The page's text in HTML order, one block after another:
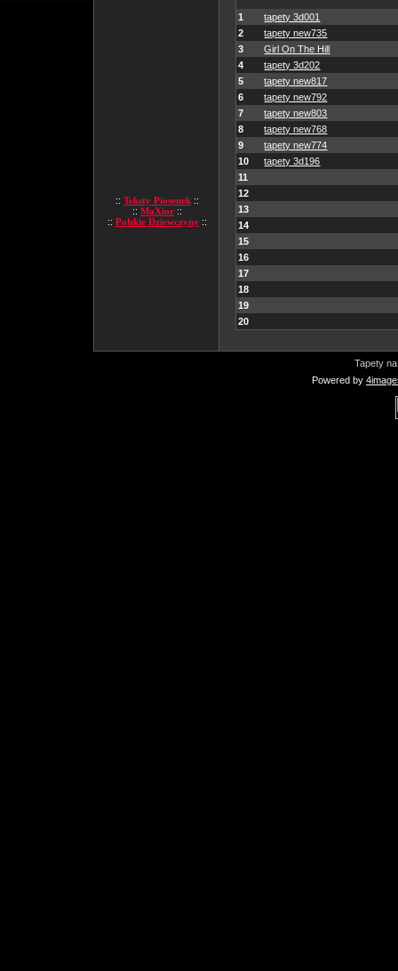
:: Teksty Piosenek ::
:: MaXior ::
:: Polskie Dziewczyny ::
1
tapety 3d001
2
tapety new735
3
Girl On The Hill
4
tapety 3d202
5
tapety new817
6
tapety new792
7
tapety new803
8
tapety new768
9
tapety new774
10
tapety 3d196
11
12
13
14
15
16
17
18
19
20
Tapety
Powered by